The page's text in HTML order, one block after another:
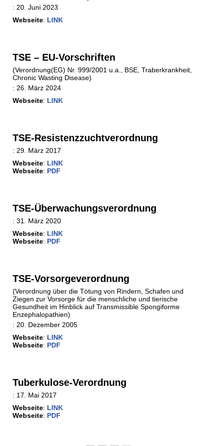
: 20. Juni 2023
Webseite: LINK
TSE – EU-Vorschriften
(Verordnung(EG) Nr. 999/2001 u.a., BSE, Traberkrankheit,
Chronic Wasting Disease)
: 26. März 2024
Webseite: LINK
TSE-Resistenzzuchtverordnung
: 29. März 2017
Webseite: LINK
Webseite: PDF
TSE-Überwachungsverordnung
: 31. März 2020
Webseite: LINK
Webseite: PDF
TSE-Vorsorgeverordnung
(Verordnung über die Tötung von Rindern, Schafen und
Ziegen zur Vorsorge für die menschliche und tierische
Gesundheit im Hinblick auf Transmissible Spongiforme
Enzephalopathien)
: 20. Dezember 2005
Webseite: LINK
Webseite: PDF
Tuberkulose-Verordnung
: 17. Mai 2017
Webseite: LINK
Webseite: PDF